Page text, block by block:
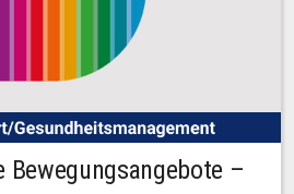
Bewegungsangebote –